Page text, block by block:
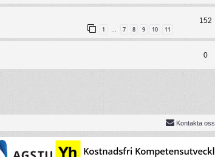
1 … 7 8 9 10 11
152
0
Kontakta oss